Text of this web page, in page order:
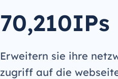
70,210IPs
Erweitern sie ihre
zugriff auf die